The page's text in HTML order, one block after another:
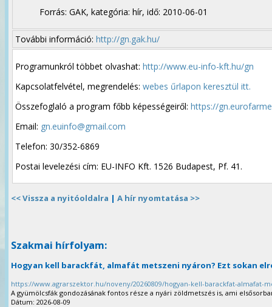
Forrás: GAK, kategória: hír, idő: 2010-06-01
További információ: http://gn.gak.hu/
Programunkról többet olvashat: http://www.eu-info-kft.hu/gn
Kapcsolatfelvétel, megrendelés: webes űrlapon keresztül itt.
Összefoglaló a program főbb képességeiről: https://
Email: gn.euinfo@gmail.com
Telefon: 30/352-6869
Postai levelezési cím: EU-INFO Kft. 1526 Budapest, Pf. 41.
<< Vissza a nyitóoldalra | A hír nyomtatása >>
Szakmai hírfolyam:
Hogyan kell barackfát, almafát metszeni nyáron? Ezt sokan
https://www.agrarszektor.hu/noveny/20260809/hogyan-kell-barackfat-almafat-
A gyümölcsfák gondozásának fontos része a nyári zöldmetszés is, ami
Dátum: 2026-08-09